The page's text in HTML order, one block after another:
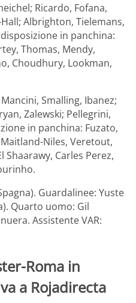
Ricardo, Fofana,
Albrighton, Tielemans,
in panchina:
Thomas, Mendy,
Choudhury, Lookman,
Smalling, Ibanez;
Zalewski; Pellegrini,
in panchina: Fuzato,
Niles, Veretout,
Shaarawy, Carles Perez,
Guardalinee: Yuste
Quarto uomo: Gil
Assistente VAR:
Roma in
a Rojadirecta